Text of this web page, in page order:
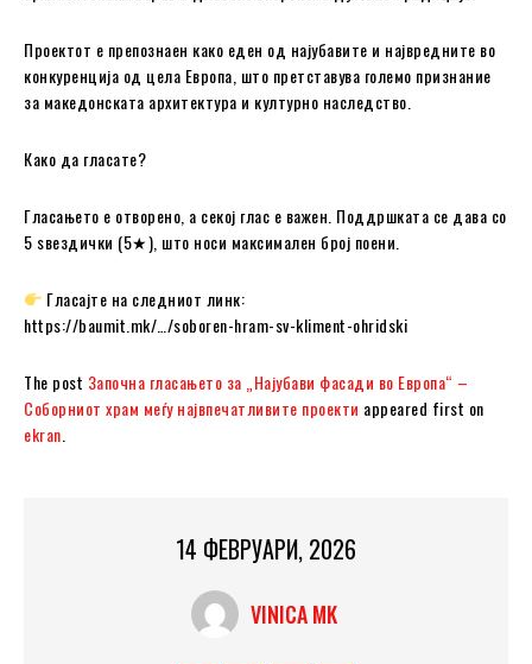
Проектот е препознаен како еден од најубавите и највредните во
конкуренција од цела Европа, што претставува големо признание
за македонската архитектура и културно наследство.
Како да гласате?
Гласањето е отворено, а секој глас е важен. Поддршката се дава со
5 ѕвездички (5★), што носи максимален број поени.
Гласајте на следниот линк:
https://baumit.mk/…/soboren-hram-sv-kliment-ohridski
The post Започна гласањето за „Најубави фасади во Европа“ –
Соборниот храм меѓу највпечатливите проекти appeared first on
ekran
14 ФЕВРУАРИ, 2026
VINICA MK